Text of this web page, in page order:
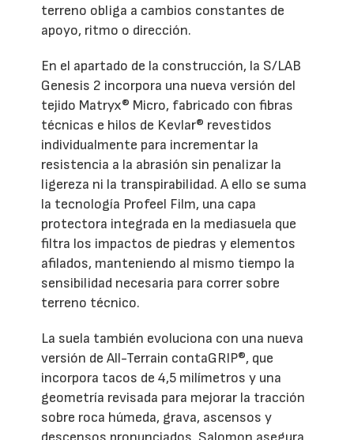
terreno obliga a cambios constantes de
apoyo, ritmo o dirección.
En el apartado de la construcción, la S/LAB
Genesis 2 incorpora una nueva versión del
tejido Matryx® Micro, fabricado con fibras
técnicas e hilos de Kevlar® revestidos
individualmente para incrementar la
resistencia a la abrasión sin penalizar la
ligereza ni la transpirabilidad. A ello se suma
la tecnología Profeel Film, una capa
protectora integrada en la mediasuela que
filtra los impactos de piedras y elementos
afilados, manteniendo al mismo tiempo la
sensibilidad necesaria para correr sobre
terreno técnico.
La suela también evoluciona con una nueva
versión de All-Terrain contaGRIP®, que
incorpora tacos de 4,5 milímetros y una
geometría revisada para mejorar la tracción
sobre roca húmeda, grava, ascensos y